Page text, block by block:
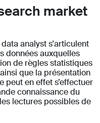
market
analyst s'articulent
données auxquelles
de règles statistiques
que la présentation
peut en effet s’effectuer
connaissance du
lectures possibles de